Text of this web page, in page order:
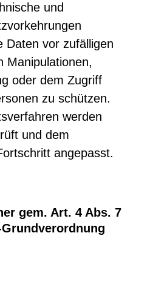
und
Daten vor zufälligen
Manipulationen,
oder dem Zugriff
zu schützen.
werden
und dem
angepasst.
gem. Art. 4 Abs. 7